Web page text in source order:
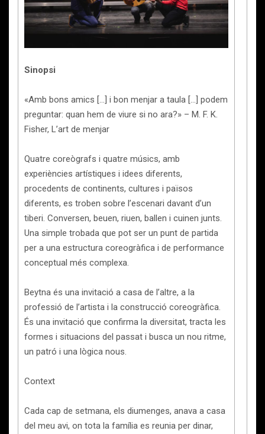
Sinopsi
«Amb bons amics […] i bon menjar a taula […] podem
preguntar: quan hem de viure si no ara?» – M. F. K.
Fisher, L’art de menjar
Quatre coreògrafs i quatre músics, amb
experiències artístiques i idees diferents,
procedents de continents, cultures i països
diferents, es troben sobre l’escenari davant d’un
tiberi. Conversen, beuen, riuen, ballen i cuinen junts.
Una simple trobada que pot ser un punt de partida
per a una estructura coreogràfica i de performance
conceptual més complexa.
Beytna és una invitació a casa de l’altre, a la
professió de l’artista i la construcció coreogràfica.
És una invitació que confirma la diversitat, tracta les
formes i situacions del passat i busca un nou ritme,
un patró i una lògica nous.
Context
Cada cap de setmana, els diumenges, anava a casa
del meu avi, on tota la família es reunia per dinar,